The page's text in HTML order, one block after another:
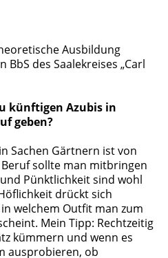
Ausbildung
des Saalekreises „Carl
künftigen Azubis in
geben?
Sachen Gärtnern ist von
sollte man mitbringen
Pünktlichkeit sind wohl
drückt sich
welchem Outfit man zum
Mein Tipp: Rechtzeitig
kümmern und wenn es
ausprobieren, ob